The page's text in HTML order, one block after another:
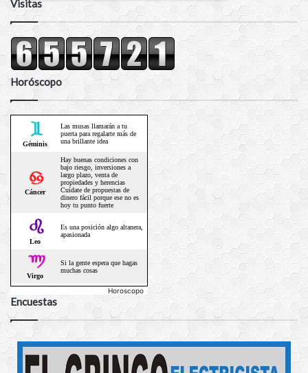
Visitas
Horóscopo
Horoscopo
Encuestas